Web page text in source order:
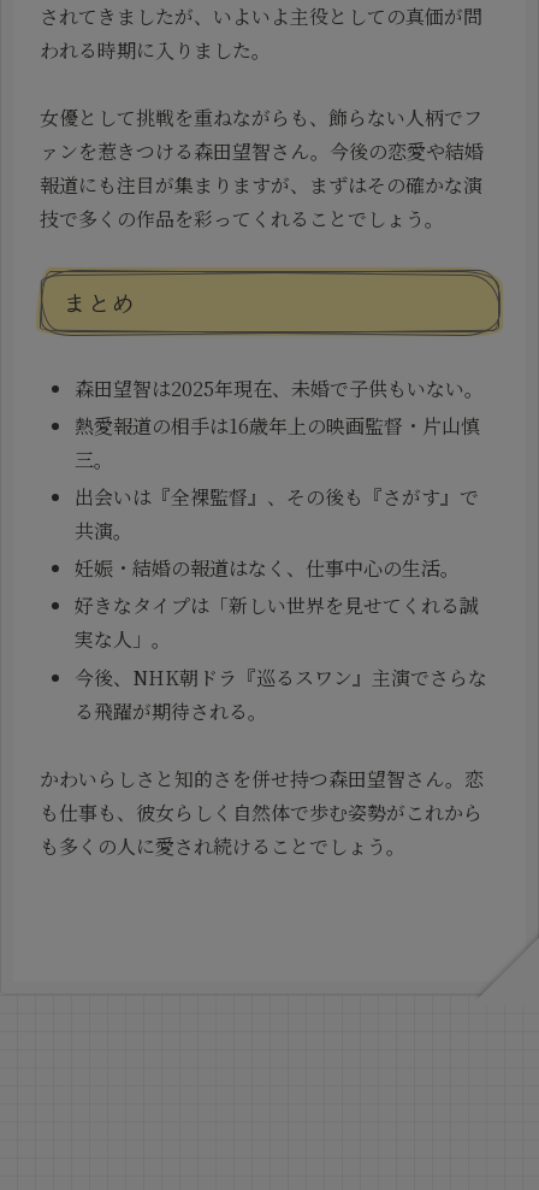
されてきましたが、いよいよ主役としての真価が問
われる時期に入りました。
女優として挑戦を重ねながらも、飾らない人柄でフ
ァンを惹きつける森田望智さん。今後の恋愛や結婚
報道にも注目が集まりますが、まずはその確かな演
技で多くの作品を彩ってくれることでしょう。
まとめ
森田望智は2025年現在、未婚で子供もいない。
熱愛報道の相手は16歳年上の映画監督・片山慎
三。
出会いは『全裸監督』、その後も『さがす』で
共演。
妊娠・結婚の報道はなく、仕事中心の生活。
好きなタイプは「新しい世界を見せてくれる誠
実な人」。
今後、NHK朝ドラ『巡るスワン』主演でさらな
る飛躍が期待される。
かわいらしさと知的さを併せ持つ森田望智さん。恋
も仕事も、彼女らしく自然体で歩む姿勢がこれから
も多くの人に愛され続けることでしょう。